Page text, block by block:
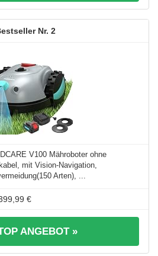
2
V100 Mähroboter ohne
mit Vision-Navigation,
Arten), ...
€
ANGEBOT »